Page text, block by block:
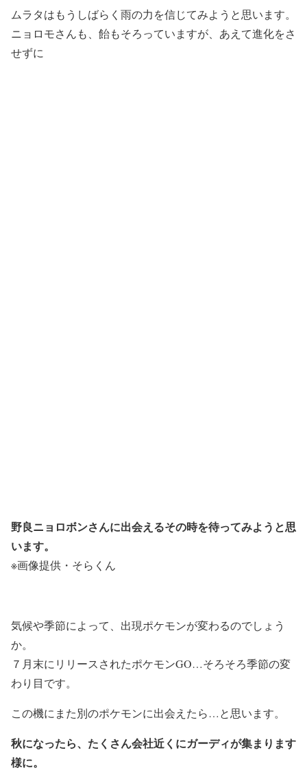
ムラタはもうしばらく雨の力を信じてみようと思います。
ニョロモさんも、飴もそろっていますが、あえて進化をさ
せずに
野良ニョロボンさんに出会えるその時を待ってみようと思
います。
※画像提供・そらくん
気候や季節によって、出現ポケモンが変わるのでしょう
か。
７月末にリリースされたポケモンGO…そろそろ季節の変
わり目です。
この機にまた別のポケモンに出会えたら…と思います。
秋になったら、たくさん会社近くにガーディが集まります
様に。